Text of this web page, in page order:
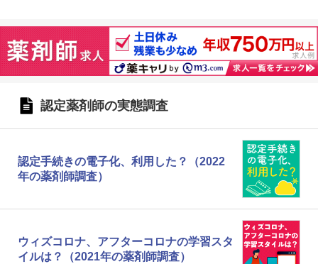
認定薬剤師の実態調査
認定手続きの電子化、利用した？（2022
年の薬剤師調査）
ウィズコロナ、アフターコロナの学習スタ
イルは？（2021年の薬剤師調査）